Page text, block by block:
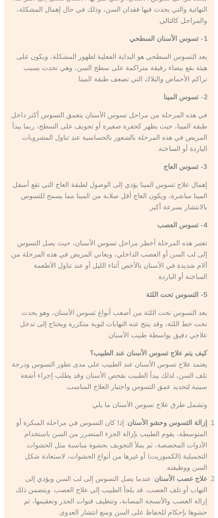
النهائية والتي يحدث فيها فقدان السن، وذلك في حال إهمال المشكلة،
والمراحل كالتالي:
1- تسوس الأسنان السطحي
يعد التسوس السطحي هو البداية الفعلية لظهور المشكلة، ويكون على
هيئة بقع بيضاء رقيقة متراكمة على سطح السن، وهي تحدث بسبب
تراكم الأحماض والبلاك التي تضعف طبقة المينا.
2- تسوس المينا
في هذه المرحلة من مراحل تسوس الأسنان يتعمق التسوس أكثر داخل
طبقة المينا، حيث يظهر كحفرة صغيرة أو تجويف على السطح، ربما يبدأ
المريض في هذه المرحلة بالشعور بالحساسية عند تناول المشروبات
الباردة أو الساخنة.
3- تسوس العاج
إهمال علاج تسوس المينا يؤدي إلى الوصول لطبقة العاج التي تقع أسفل
المينا مباشرة، ويكون العاج أقل صلابة من المينا مما يسمح للتسوس
بالانتشار بسرعة أكبر.
4- تسوس العصب
تعتبر هذه المرحلة أخطر مراحل تسوس الأسنان، حيث يصل التسوس
إلى لب السن أو العصب الداخلي، ويعاني المريض في هذه المرحلة من
آلام شديدة في الأسنان بالأخص أثناء الليل أو عند تناول الأطعمة
الساخنة أو الباردة.
5- التسوس تحت اللثة
يعد التسوس تحت اللثة من أصعب أنواع تسوس الأسنان، وهو يحدث
تحت خط اللثة، وقد ينتج عنه التهابات لثوية متكررة ويحتاج إلى تدخل
علاجي دقيق بواسطة طبيب الأسنان.
كيف يتم علاج تسوس الأسنان عند الطبيب؟
يعتمد علاج تسوس الأسنان عند الطبيب على مدى تطور التسوس ودرجة
تلف السن، لذلك يبدأ الطبيب بفحص الأسنان وقد يطلب إجراء أشعة
سينية لتحديد عمق التسوس واختيار العلاج المناسب.
وتشمل طرق علاج تسوس الأسنان ما يلي:
إزالة التسوس وحشو الأسنان: إذا كان التسوس في مراحله المبكرة أو
المتوسطة، يقوم الطبيب بإزالة الجزء المتضرر من السن باستخدام
الأدوات المخصصة، ثم يملأ التجويف بحشوة مناسبة مثل الحشوات
التجميلية (الكمبوزيت) أو غيرها من أنواع الحشوات، لاستعادة شكل
السن ووظيفته.
علاج عصب الأسنان: عندما يصل التسوس إلى لب السن ويؤدي إلى
التهاب أو تلف العصب، قد يلجأ الطبيب إلى علاج العصب. ويتضمن ذلك
إزالة العصب والأنسجة المصابة، وتنظيف قنوات الجذر وتعقيمها، ثم
حشوها بإحكام للحفاظ على السن ومنع انتشار العدوى.